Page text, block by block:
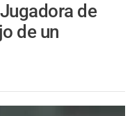
Jugadora de
de un